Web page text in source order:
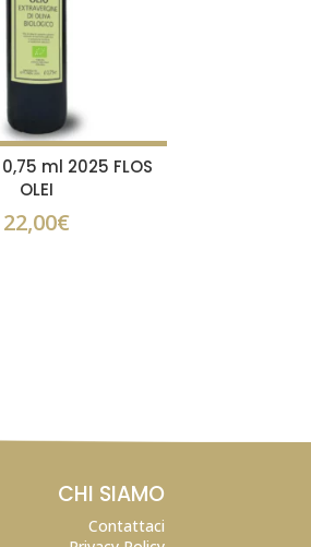
ml 2025 FLOS
OLEI
22,00€
CHI SIAMO
Contattaci